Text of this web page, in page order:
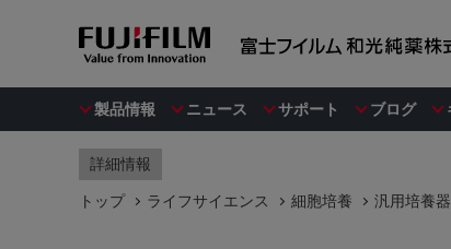
製品情報 ニュース サポート ブログ
詳細情報
トップ ライフサイエンス 細胞培養 汎用培養